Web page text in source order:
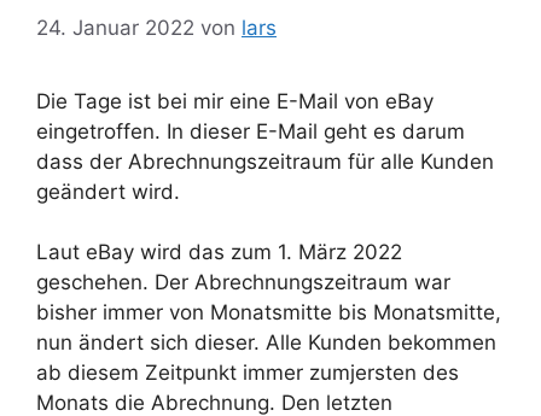
24. Januar 2022 von lars
Die Tage ist bei mir eine E-Mail von eBay
eingetroffen. In dieser E-Mail geht es darum
dass der Abrechnungszeitraum für alle Kunden
geändert wird.
Laut eBay wird das zum 1. März 2022
geschehen. Der Abrechnungszeitraum war
bisher immer von Monatsmitte bis Monatsmitte,
nun ändert sich dieser. Alle Kunden bekommen
ab diesem Zeitpunkt immer zumjersten des
Monats die Abrechnung. Den letzten